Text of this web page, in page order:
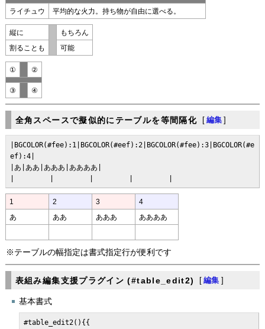
ライチュウ 平均的な火力。持ち物が自由に選べる。
縦に もちろん
割ることも 可能
① ②
③ ④
全角スペースで擬似的にテーブルを等間隔化 [ 編集 ]
|BGCOLOR(#fee):1|BGCOLOR(#eef):2|BGCOLOR(#fee):3|BGCOLOR(#e
ef):4|
|あ|ああ|あああ|ああああ|
1 2 3 4
あ ああ あああ ああああ
※テーブルの幅指定は書式指定行が便利です
表組み編集支援プラグイン (#table_edit2) [ 編集 ]
基本書式
#table_edit2(){{